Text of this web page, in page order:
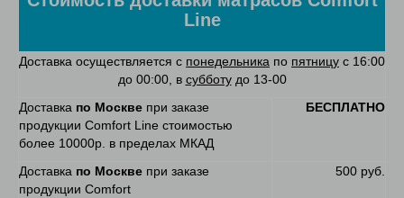
Line
Доставка осуществляется с понедельника по пятницу с 16:00
до 00:00, в субботудо 13-00
Доставка по Москве при заказе
продукции Comfort Line стоимостью
более 10000р. в пределах МКАД
БЕСПЛАТНО
Доставка по Москве при заказе
продукции Comfort
500 руб.